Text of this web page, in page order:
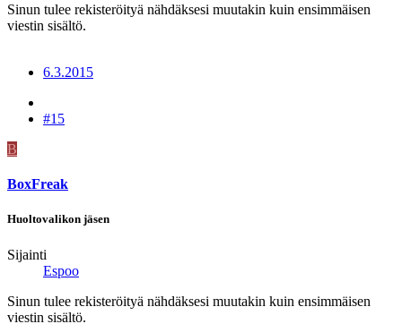
Sinun tulee rekisteröityä nähdäksesi muutakin kuin ensimmäisen
viestin sisältö.
6.3.2015
#15
B
BoxFreak
Huoltovalikon jäsen
Sijainti
Espoo
Sinun tulee rekisteröityä nähdäksesi muutakin kuin ensimmäisen
viestin sisältö.